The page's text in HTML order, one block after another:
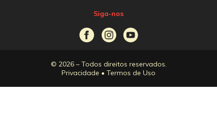
Siga-nos
© 2026 – Todos direitos reservados.
Privacidade • Termos de Uso